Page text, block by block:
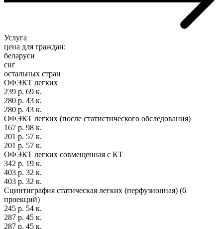
Услуга
цена для граждан:
беларуси
снг
остальных стран
ОФЭКТ легких
239 р. 69 к.
280 р. 43 к.
280 р. 43 к.
ОФЭКТ легких (после статистического обследования)
167 р. 98 к.
201 р. 57 к.
201 р. 57 к.
ОФЭКТ легких совмещенная с КТ
342 р. 19 к.
403 р. 32 к.
403 р. 32 к.
Сцинтиграфия статическая легких (перфузионная) (6
проекций)
245 р. 54 к.
287 р. 45 к.
287 р. 45 к.